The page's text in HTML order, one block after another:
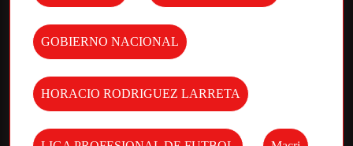
GOBIERNO NACIONAL
HORACIO RODRIGUEZ LARRETA